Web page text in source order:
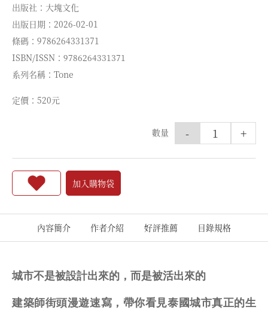
出版社：大塊文化
出版日期：2026-02-01
條碼：9786264331371
ISBN/ISSN：9786264331371
系列名稱：Tone
定價：520元
數量 +
-
加入購物袋
內容簡介 作者介紹 好評推薦 目錄規格
城市不是被設計出來的，而是被活出來的
建築師街頭漫遊速寫，帶你看見泰國城市真正的生